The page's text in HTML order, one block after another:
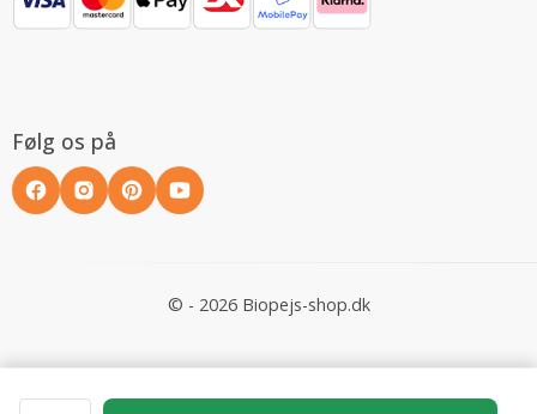
Følg os på
© - 2026 Biopejs-shop.dk